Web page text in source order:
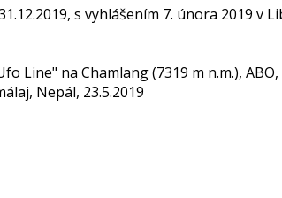
s vyhlášením 7. února 2019 v
Line" na Chamlang (7319 m n.m.),
Nepál, 23.5.2019